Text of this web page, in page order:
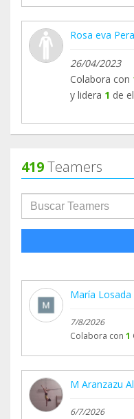
Rosa eva
26/04/2023
Colabora con
y lidera 1 de
419Teamers
María
7/8/2026
Colabora con 1
M Aranzazu
6/7/2026